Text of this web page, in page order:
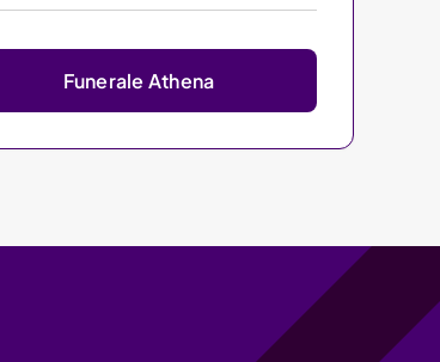
Funerale Athena